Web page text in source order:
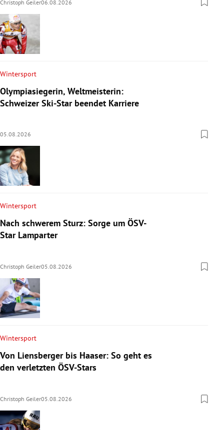
Christoph Geiler06.08.2026
Wintersport
Olympiasiegerin, Weltmeisterin:
Schweizer Ski-Star beendet Karriere
05.08.2026
Wintersport
Nach schwerem Sturz: Sorge um ÖSV-
Star Lamparter
Christoph Geiler05.08.2026
Wintersport
Von Liensberger bis Haaser: So geht es
den verletzten ÖSV-Stars
Christoph Geiler05.08.2026